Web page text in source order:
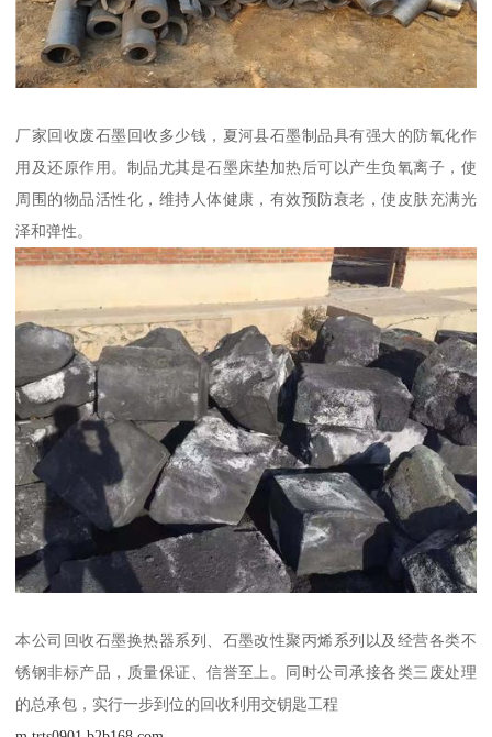
厂家回收废石墨回收多少钱，夏河县石墨制品具有强大的防氧化作
用及还原作用。制品尤其是石墨床垫加热后可以产生负氧离子，使
周围的物品活性化，维持人体健康，有效预防衰老，使皮肤充满光
泽和弹性。
本公司回收石墨换热器系列、石墨改性聚丙烯系列以及经营各类不
锈钢非标产品，质量保证、信誉至上。同时公司承接各类三废处理
的总承包，实行一步到位的回收利用交钥匙工程